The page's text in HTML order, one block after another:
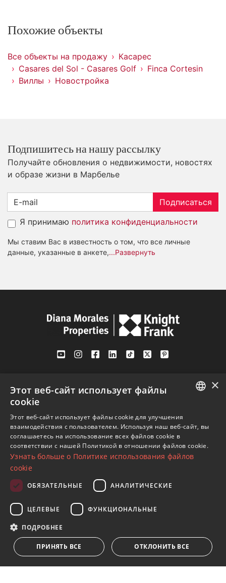
Похожие объекты
Все объекты на продажу
Касарес
Casares del Sol - Casares Golf
Finca Cortesin
Виллы
Новостройка
Подпишитесь на нашу рассылку
Получайте обновления о недвижимости, новостях
и образе жизни в Марбелье
Подписаться
Я принимаю политика конфиденциальности
Мы ставим Вас в известность о том, что все личные
данные, указанные в анкете,...Развернуть
1st Floor, Office 3
29601 Marbella
Телефон:+34 952 765 138
Моб:+34 601 636 766
info@dmproperties.com
© Copyright 1989 - 2026 Diana Morales Properties Knight
Frank ·Сайт применяет Правила и условия· Дизайн сайтов
и СЕО
Inmoba Networks
SPANISH
FRENCH
×
Этот веб-сайт использует файлы
cookie
Этот веб-сайт использует файлы cookie для улучшения
взаимодействия с пользователем. Используя наш веб-сайт, вы
соглашаетесь на использование всех файлов cookie в
соответствии с нашей Политикой в ​​отношении файлов cookie.
Узнать больше о Политике использования файлов
cookie
ОБЯЗАТЕЛЬНЫЕ АНАЛИТИЧЕСКИЕ
ЦЕЛЕВЫЕ ФУНКЦИОНАЛЬНЫЕ
ПОДРОБНЕЕ
ПРИНЯТЬ ВСЕ ОТКЛОНИТЬ ВСЕ